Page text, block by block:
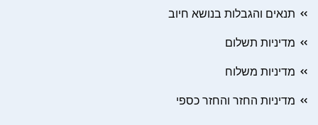
תנאים והגבלות בנושא חיוב
מדיניות תשלום
מדיניות משלוח
מדיניות החזר והחזר כספי